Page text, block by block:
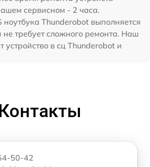
сервисном - 2 часа.
ноутбука Thunderobot выполняется
не требует сложного ремонта. Наш
устройство в сц Thunderobot и
50-42